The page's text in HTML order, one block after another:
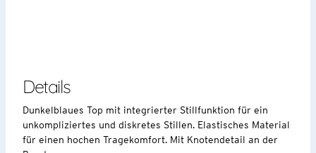
Details
Dunkelblaues Top mit integrierter Stillfunktion für ein
unkompliziertes und diskretes Stillen. Elastisches Material
für einen hochen Tragekomfort. Mit Knotendetail an der